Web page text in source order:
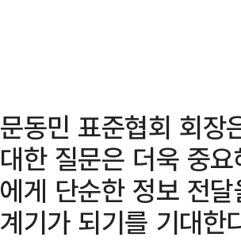
문동민 표준협회 회장
대한 질문은 더욱 중
에게 단순한 정보 전
계기가 되기를 기대한